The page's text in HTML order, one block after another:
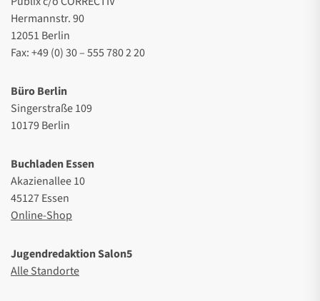
Hermannstr. 90
12051 Berlin
Fax: +49 (0) 30 – 555 780 2 20
Büro Berlin
Singerstraße 109
10179 Berlin
Buchladen Essen
Akazienallee 10
45127 Essen
Online-Shop
Jugendredaktion Salon5
Alle Standorte